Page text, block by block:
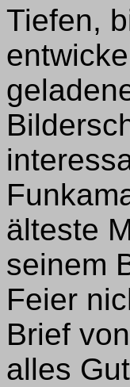
Tiefen,
älteste
seinem
Feier
Brief
alles